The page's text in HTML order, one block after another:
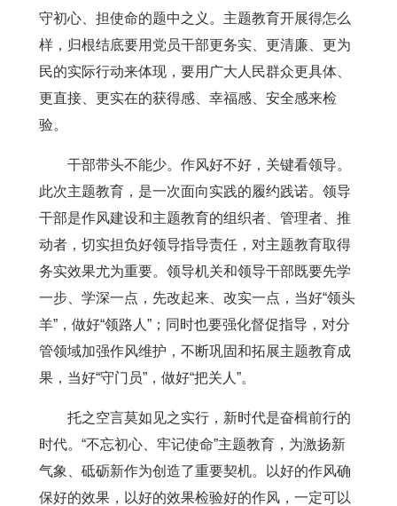
守初心、担使命的题中之义。主题教育开展得怎么
样，归根结底要用党员干部更务实、更清廉、更为
民的实际行动来体现，要用广大人民群众更具体、
更直接、更实在的获得感、幸福感、安全感来检
验。
干部带头不能少。作风好不好，关键看领导。
此次主题教育，是一次面向实践的履约践诺。领导
干部是作风建设和主题教育的组织者、管理者、推
动者，切实担负好领导指导责任，对主题教育取得
务实效果尤为重要。领导机关和领导干部既要先学
一步、学深一点，先改起来、改实一点，当好“领头
羊”，做好“领路人”；同时也要强化督促指导，对分
管领域加强作风维护，不断巩固和拓展主题教育成
果，当好“守门员”，做好“把关人”。
托之空言莫如见之实行，新时代是奋楫前行的
时代。“不忘初心、牢记使命”主题教育，为激扬新
气象、砥砺新作为创造了重要契机。以好的作风确
保好的效果，以好的效果检验好的作风，一定可以